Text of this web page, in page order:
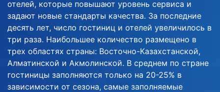
отелей, которые повышают уровень сервиса и
задают новые стандарты качества. За последние
десять лет, число гостиниц и отелей увеличилось в
три раза. Наибольшее количество размещено в
трех областях страны: Восточно-Казахстанской,
Алматинской и Акмолинской. В среднем по стране
гостиницы заполняются только на 20-25% в
зависимости от сезона, самые заполняемые